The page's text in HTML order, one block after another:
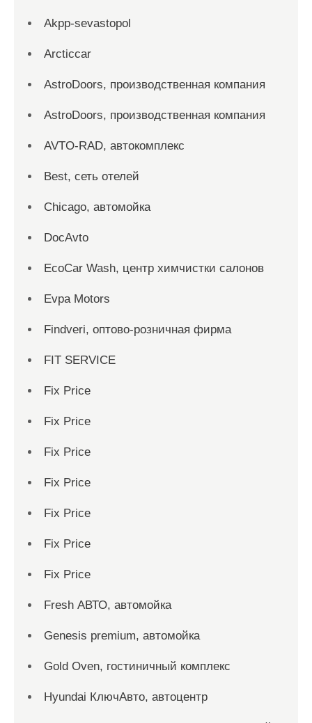
Akpp-sevastopol
Arcticcar
AstroDoors, производственная компания
AstroDoors, производственная компания
AVTO-RAD, автокомплекс
Best, сеть отелей
Chicago, автомойка
DocAvto
EcoCar Wash, центр химчистки салонов
Evpa Motors
Findveri, оптово-розничная фирма
FIT SERVICE
Fix Price
Fix Price
Fix Price
Fix Price
Fix Price
Fix Price
Fix Price
Fresh АВТО, автомойка
Genesis premium, автомойка
Gold Oven, гостиничный комплекс
Hyundai КлючАвто, автоцентр